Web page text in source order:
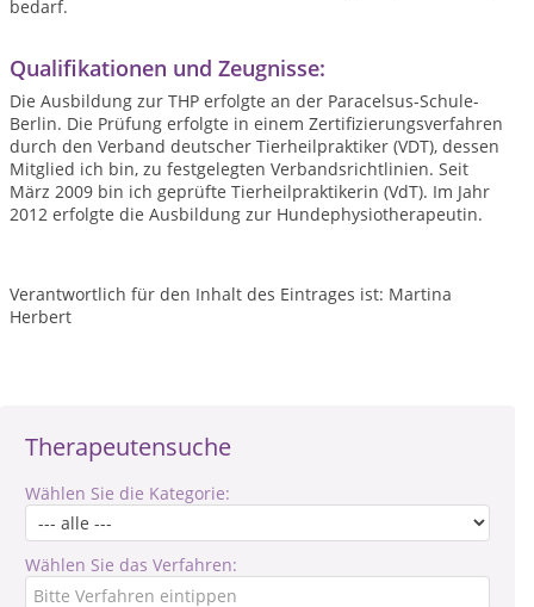
Therapeutensuche
Wählen Sie die Kategorie:
Wählen Sie das Verfahren:
bedarf.
Qualifikationen und Zeugnisse:
Die Ausbildung zur THP erfolgte an der Paracelsus-Schule-
Berlin. Die Prüfung erfolgte in einem Zertifizierungsverfahren
durch den Verband deutscher Tierheilpraktiker (VDT), dessen
Mitglied ich bin, zu festgelegten Verbandsrichtlinien. Seit
März 2009 bin ich geprüfte Tierheilpraktikerin (VdT). Im Jahr
2012 erfolgte die Ausbildung zur Hundephysiotherapeutin.
Verantwortlich für den Inhalt des Eintrages ist: Martina
Herbert